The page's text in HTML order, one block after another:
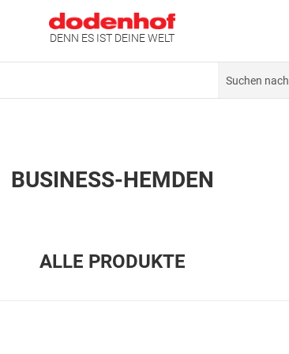
DENN ES IST DEINE WELT
BUSINESS-HEMDEN
ALLE PRODUKTE